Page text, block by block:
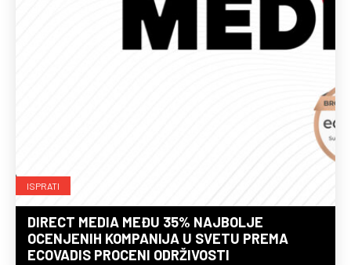
ISPRATI
DIRECT MEDIA MEĐU 35% NAJBOLJE
OCENJENIH KOMPANIJA U SVETU PREMA
ECOVADIS PROCENI ODRŽIVOSTI